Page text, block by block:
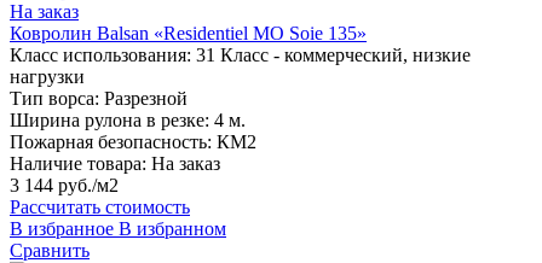
На заказ
Ковролин Balsan «Residentiel MO Soie 135»
Класс использования: 31 Класс - коммерческий, низкие
нагрузки
Тип ворса: Разрезной
Ширина рулона в резке: 4 м.
Пожарная безопасность: КМ2
Наличие товара: На заказ
3 144 руб./м2
Рассчитать стоимость
В избранное В избранном
Сравнить